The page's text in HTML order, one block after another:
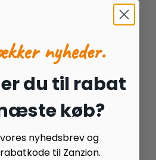
nyheder.
du til rabat
køb?
nyhedsbrev og
til Zanzion.